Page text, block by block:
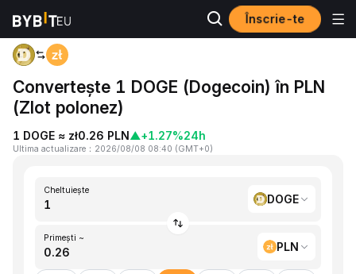
Înscrie-te
Acasă DOGE to PLN
Convertește 1 DOGE (Dogecoin) în PLN
(Zlot polonez)
1 DOGE ≈ zł0.26 PLN▲+1.27%24h
Ultima actualizare ： 2026/08/08 08:40 (GMT+0)
Cheltuiește
DOGE
Primești ~
PLN